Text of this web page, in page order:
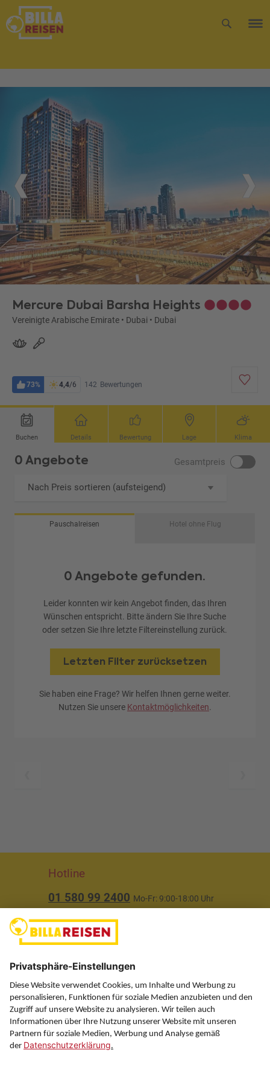
Mercure Dubai Barsha Heights
Vereinigte Arabische Emirate • Dubai • Dubai
73% 4,4/6 142 Bewertungen
Buchen Details Bewertung Lage Klima
0 Angebote Gesamtpreis
Nach Preis sortieren (aufsteigend)
Pauschalreisen Hotel ohne Flug
0 Angebote gefunden.
Leider konnten wir kein Angebot finden, das Ihren
Wünschen entspricht. Bitte ändern Sie Ihre Suche
oder setzen Sie Ihre letzte Filtereinstellung zurück.
Letzten Filter zurücksetzen
Sie haben eine Frage? Wir helfen Ihnen gerne weiter.
Nutzen Sie unsere Kontaktmöglichkeiten.
Hotline
01 580 99 2400 Mo-Fr: 9:00-18:00 Uhr
Über uns
Service
Information
Folgen Sie uns auf